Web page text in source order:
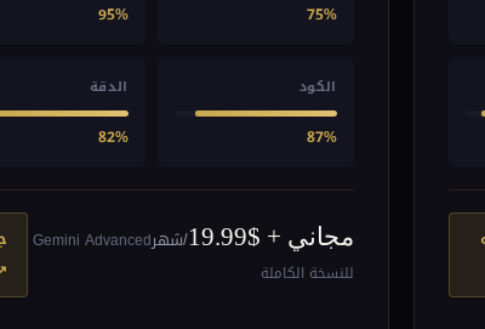
75%
95%
الكود
87%
الدقة
82%
مجاني + $19.99 /شهرGemini Advanced
للنسخة الكاملة